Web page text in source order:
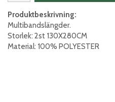
Produktbeskrivning:
Multibandslängder.
Storlek: 2st 130X280CM
Material: 100% POLYESTER